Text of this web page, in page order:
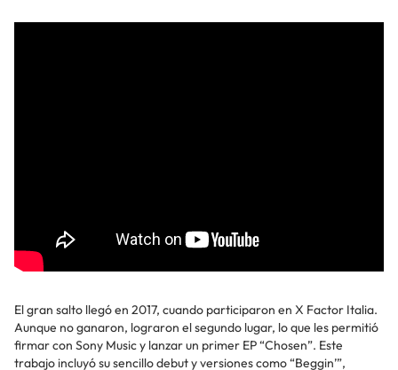
El gran salto llegó en 2017, cuando participaron en X Factor Italia.
Aunque no ganaron, lograron el segundo lugar, lo que les permitió
firmar con Sony Music y lanzar un primer EP “Chosen”. Este
trabajo incluyó su sencillo debut y versiones como “Beggin’”,